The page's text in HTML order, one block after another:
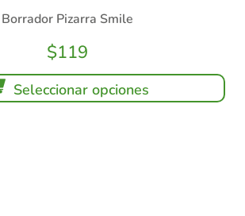
Borrador Pizarra Smile
$119
Seleccionar opciones